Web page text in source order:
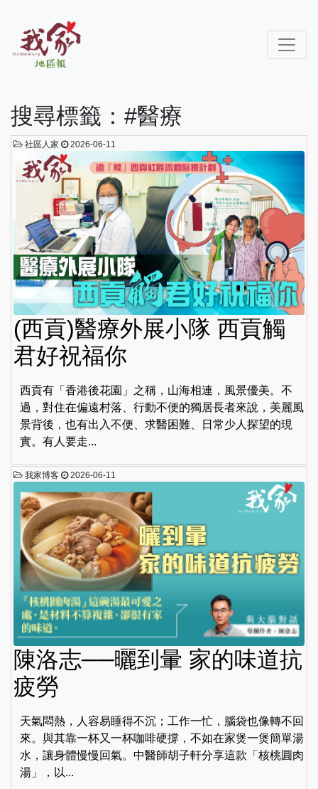
搜尋標籤：#醫療
社區人家 2026-06-11
(西貢)醫療外展小隊 西貢觸
君好祝福你
西貢有「香港後花園」之稱，山海相連，風景優美。不
過，對住在偏遠村落、行動不便的獨居長者來說，美麗風
景背後，也有出入不便、求醫困難、日常少人探望的現
實。有人要走...
我家博客 2026-06-11
陳洛志──曬到暈 家的味道抗
疲勞
天氣悶熱，人容易睡得不沉；工作一忙，腦袋也像轉不回
來。與其靠一杯又一杯咖啡硬撐，不如在家煲一煲簡單湯
水，讓身體慢慢回氣。中醫師胡子軒分享這款「核桃圓肉
湯」，以...